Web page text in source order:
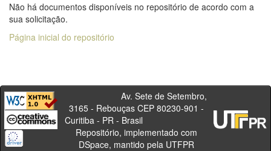
Não há documentos disponíveis no repositório de acordo com a
sua solicitação.
Página inicial do repositório
Av. Sete de Setembro,
3165 - Rebouças CEP 80230-901 -
Curitiba - PR - Brasil
Repositório, implementado com
DSpace, mantido pela UTFPR